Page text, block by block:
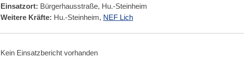
Einsatzort: Bürgerhausstraße, Hu.-Steinheim
Weitere Kräfte: Hu.-Steinheim, NEF Lich
Kein Einsatzbericht vorhanden